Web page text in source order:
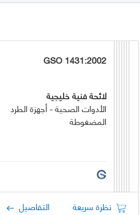
GSO 1431:2002
لائحة فنية خليجية
الأدوات الصحية - أجهزة الطرد
المضغوطة
نظرة سريعة التفاصيل